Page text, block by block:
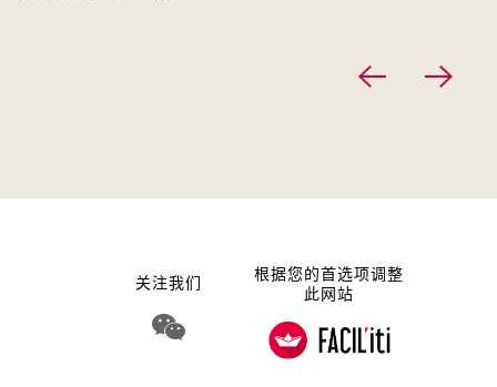
关注我们
WeChat 娇韵诗集团
根据您的首选项调整
此网站